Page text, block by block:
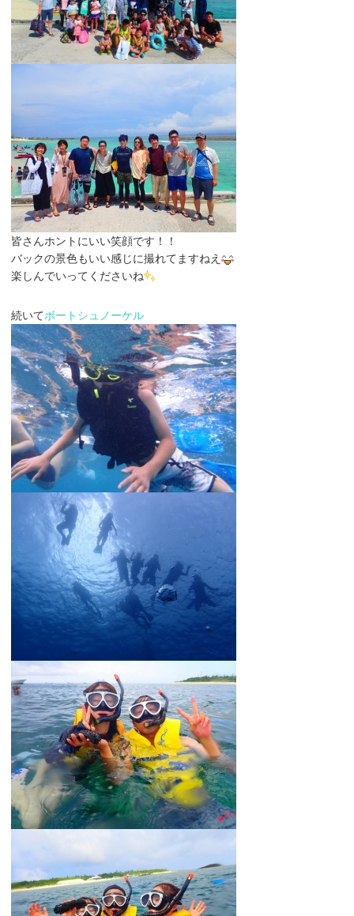
皆さんホントにいい笑顔です！！
バックの景色もいい感じに撮れてますねえ
楽しんでいってくださいね
続いてボートシュノーケル